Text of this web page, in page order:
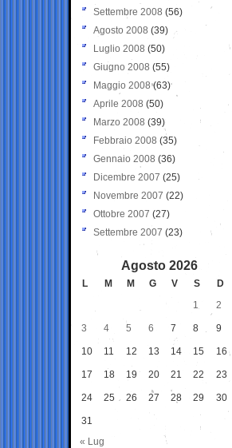
Settembre 2008 (56)
Agosto 2008 (39)
Luglio 2008 (50)
Giugno 2008 (55)
Maggio 2008(63)
Aprile 2008 (50)
Marzo 2008 (39)
Febbraio 2008 (35)
Gennaio 2008 (36)
Dicembre 2007 (25)
Novembre 2007 (22)
Ottobre 2007 (27)
Settembre 2007 (23)
Agosto 2026
L M M G V S
D
1
2
3 4 5 6 7 8 9
10 11 12 13 14 15 16
17 18 19 20 21 22 23
24 25 26 27 28 29 30
31
« Lug